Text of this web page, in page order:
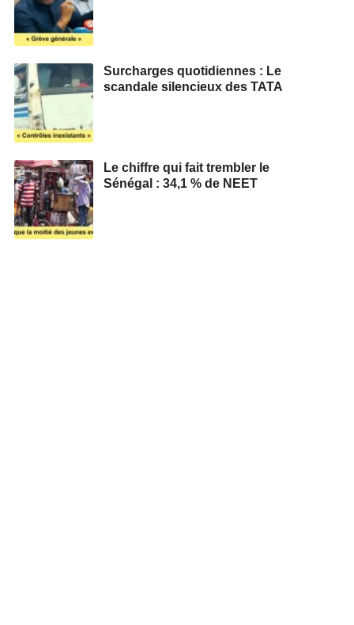
Surcharges quotidiennes : Le
scandale silencieux des TATA
Le chiffre qui fait trembler le
Sénégal : 34,1 % de NEET